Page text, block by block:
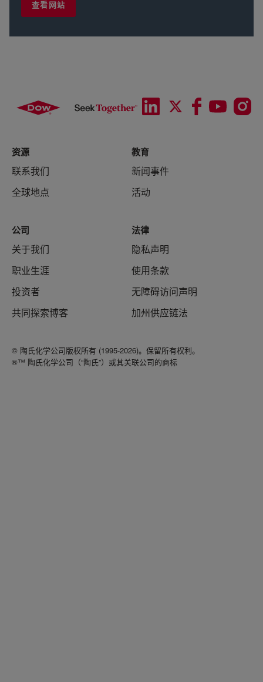
查看网站
资源
联系我们
全球地点
教育
新闻事件
活动
公司
关于我们
职业生涯
投资者
共同探索博客
法律
隐私声明
使用条款
无障碍访问声明
加州供应链法
© 陶氏化学公司版权所有 (1995-2026)。保留所有权利。
®™ 陶氏化学公司（“陶氏”）或其关联公司的商标